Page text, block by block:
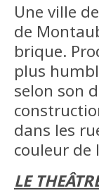
Une ville
de
brique.
plus
selon son
dans les
couleur de
LE